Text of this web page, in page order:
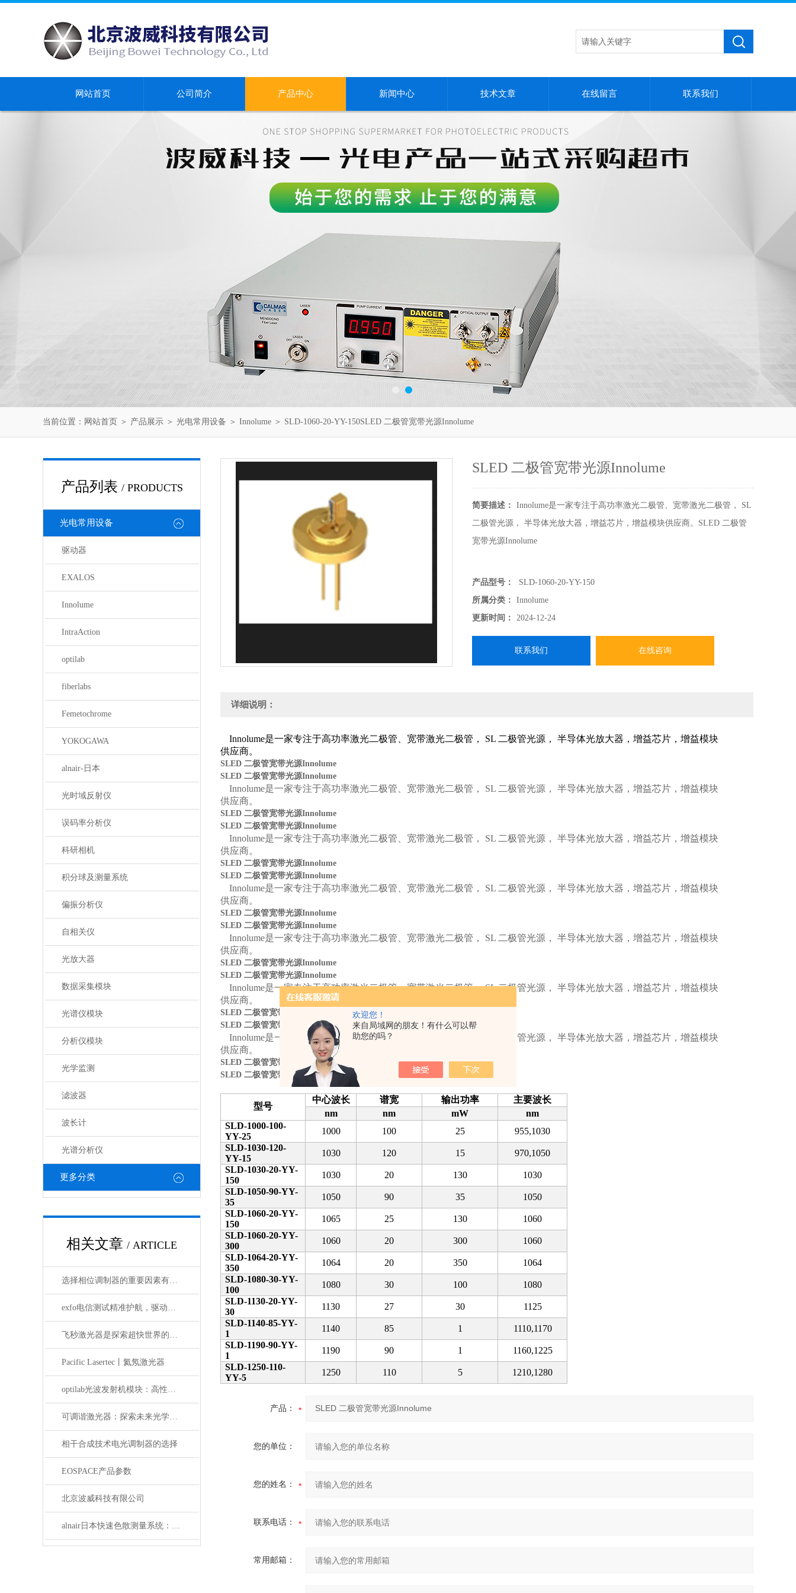
欢迎您！
来自局域网的朋友！有什么可以帮
助您的吗？
网站首页 公司简介 产品中心 新闻中心 技术文章 在线留言 联系我们
当前位置： 网站首页 ＞ 产品展示 ＞ 光电常用设备 ＞ Innolume ＞ SLD-1060-20-YY-150SLED 二极管宽带光源Innolume
产品列表 / PRODUCTS
光电常用设备
驱动器
EXALOS
Innolume
IntraAction
optilab
fiberlabs
Femetochrome
YOKOGAWA
alnair-日本
光时域反射仪
误码率分析仪
科研相机
积分球及测量系统
偏振分析仪
自相关仪
光放大器
数据采集模块
光谱仪模块
分析仪模块
光学监测
滤波器
波长计
光谱分析仪
更多分类
相关文章 / ARTICLE
选择相位调制器的重要因素有哪些？你清楚吗？
exfo电信测试精准护航，驱动通信网络高质量发展
飞秒激光器是探索超快世界的利器
Pacific Lasertec丨氦氖激光器
optilab光波发射机模块：高性能通信的核心组件
可调谐激光器：探索未来光学应用的无限可能
相干合成技术电光调制器的选择
EOSPACE产品参数
北京波威科技有限公司
alnair日本快速色散测量系统：精准捕捉光学世界的瞬息万变
SLED 二极管宽带光源Innolume
简要描述：
Innolume是一家专注于高功率激光二极管、宽带激光二极管， SL
二极管光源， 半导体光放大器，增益芯片，增益模块供应商。SLED 二极管
宽带光源Innolume
产品型号：
SLD-1060-20-YY-150
所属分类：
Innolume
更新时间：
2024-12-24
联系我们 在线咨询
详细说明：
Innolume是一家专注于高功率激光二极管、宽带激光二极管， SL 二极管光源， 半导体光放大器，增益芯片，增益模块
供应商。
SLED 二极管宽带光源Innolume
SLED 二极管宽带光源Innolume
Innolume是一家专注于高功率激光二极管、宽带激光二极管， SL 二极管光源， 半导体光放大器，增益芯片，增益模块
供应商。
SLED 二极管宽带光源Innolume
SLED 二极管宽带光源Innolume
Innolume是一家专注于高功率激光二极管、宽带激光二极管， SL 二极管光源， 半导体光放大器，增益芯片，增益模块
供应商。
SLED 二极管宽带光源Innolume
SLED 二极管宽带光源Innolume
Innolume是一家专注于高功率激光二极管、宽带激光二极管， SL 二极管光源， 半导体光放大器，增益芯片，增益模块
供应商。
SLED 二极管宽带光源Innolume
SLED 二极管宽带光源Innolume
Innolume是一家专注于高功率激光二极管、宽带激光二极管， SL 二极管光源， 半导体光放大器，增益芯片，增益模块
供应商。
SLED 二极管宽带光源Innolume
SLED 二极管宽带光源Innolume
Innolume是一家专注于高功率激光二极管、宽带激光二极管， SL 二极管光源， 半导体光放大器，增益芯片，增益模块
供应商。
SLED 二极管宽带光源Innolume
SLED 二极管宽带光源Innolume
Innolume是一家专注于高功率激光二极管、宽带激光二极管， SL 二极管光源， 半导体光放大器，增益芯片，增益模块
供应商。
SLED 二极管宽带光源Innolume
SLED 二极管宽带光源Innolume
型号
中心波长 谱宽 输出功率
主要波长
nm
nm mW
nm
SLD-1000-100-
YY-25
1000 100 25
955,1030
SLD-1030-120-
YY-15
1030 120 15
970,1050
SLD-1030-20-YY-
150
1030 20 130
1030
SLD-1050-90-YY-
35
1050 90 35
1050
SLD-1060-20-YY-
150
1065 25 130
1060
SLD-1060-20-YY-
300
1060 20 300
1060
SLD-1064-20-YY-
350
1064 20 350
1064
SLD-1080-30-YY-
100
1080 30 100
1080
SLD-1130-20-YY-
30
1130 27 30
1125
SLD-1140-85-YY-
1
1140 85 1
1110,1170
SLD-1190-90-YY-
1
1190 90 1
1160,1225
SLD-1250-110-
YY-5
1250 110 5 1210,1280
产品：
您的单位：
您的姓名：
联系电话：
常用邮箱：